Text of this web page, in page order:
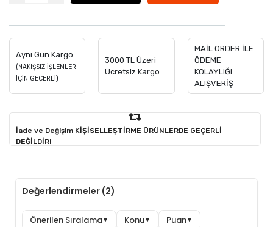
Aynı Gün Kargo
(NAKIŞSIZ İŞLEMLER
İÇİN GEÇERLİ)
3000 TL Üzeri
Ücretsiz Kargo
MAİL ORDER İLE
ÖDEME
KOLAYLIĞI
ALIŞVERİŞ
İade ve Değişim KİŞİSELLEŞTİRME ÜRÜNLERDE GEÇERLİ
DEĞİLDİR!
Değerlendirmeler (2)
Önerilen Sıralama▼ Konu▼ Puan▼